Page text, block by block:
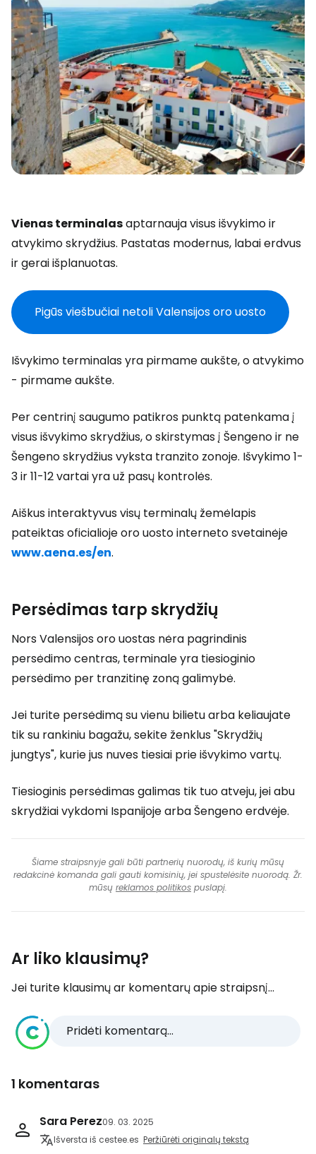
Vienas terminalasaptarnauja visus išvykimo ir
atvykimo skrydžius. Pastatas modernus, labai erdvus
ir gerai išplanuotas.
Pigūs viešbučiai netoli Valensijos oro uosto
Išvykimo terminalas yra pirmame aukšte, o atvykimo
- pirmame aukšte.
Per centrinį saugumo patikros punktą patenkama į
visus išvykimo skrydžius, o skirstymas į Šengeno ir ne
Šengeno skrydžius vyksta tranzito zonoje. Išvykimo 1-
3 ir 11-12 vartai yra už pasų kontrolės.
Aiškus interaktyvus visų terminalų žemėlapis
pateiktas oficialioje oro uosto interneto svetainėje
www.aena.es/en.
Persėdimas tarp skrydžių
Nors Valensijos oro uostas nėra pagrindinis
persėdimo centras, terminale yra tiesioginio
persėdimo per tranzitinę zoną galimybė.
Jei turite persėdimą su vienu bilietu arba keliaujate
tik su rankiniu bagažu, sekite ženklus "Skrydžių
jungtys", kurie jus nuves tiesiai prie išvykimo vartų.
Tiesioginis persėdimas galimas tik tuo atveju, jei abu
skrydžiai vykdomi Ispanijoje arba Šengeno erdvėje.
Šiame straipsnyje gali būti partnerių nuorodų, iš kurių mūsų
redakcinė komanda gali gauti komisinių, jei spustelėsite nuorodą. Žr.
mūsų reklamos politikos puslapį.
Ar liko klausimų?
Jei turite klausimų ar komentarų apie straipsnį...
Pridėti komentarą...
1 komentaras
Sara Perez09. 03. 2025
Išversta iš cestee.es Peržiūrėti originalų tekstą